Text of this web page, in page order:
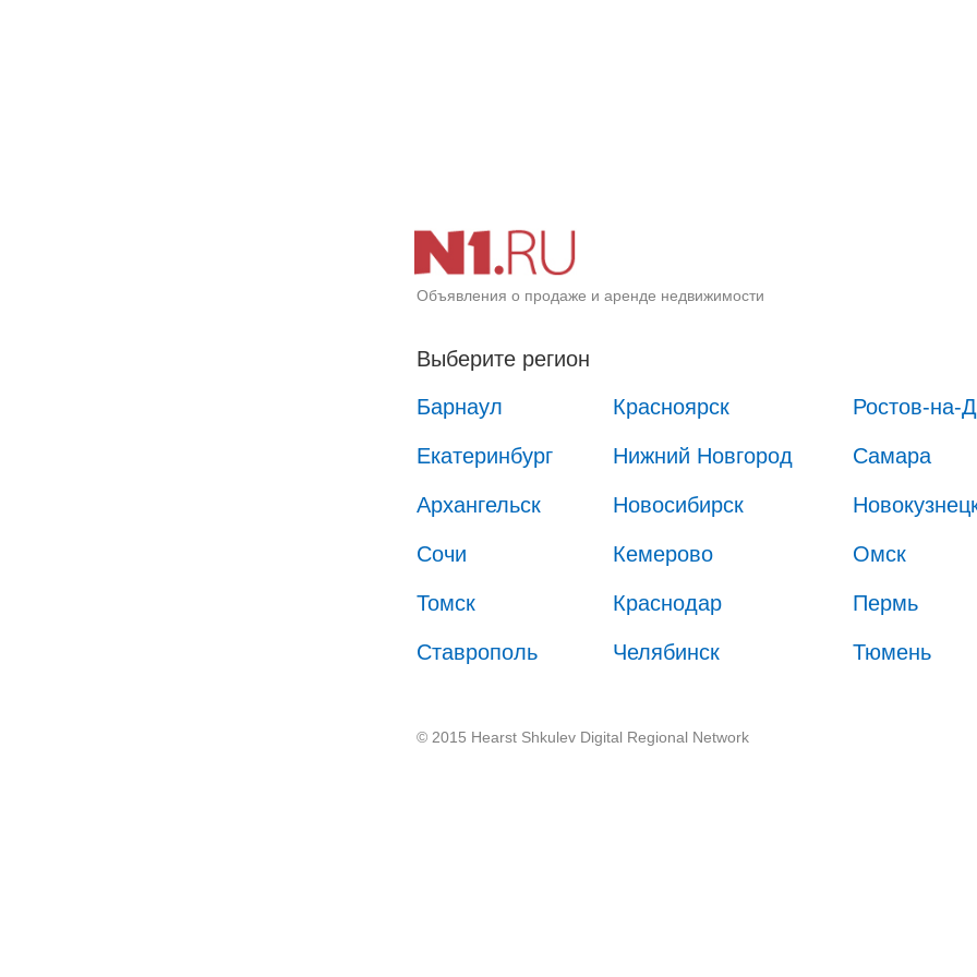
Объявления о продаже и аренде недвижимости
Выберите регион
Барнаул
Красноярск Ростов-на-
Екатеринбург Нижний Новгород Самара
Архангельск Новосибирск
Сочи Кемерово Омск
Томск Краснодар Пермь
Ставрополь Челябинск Тюмень
© 2015 Hearst Shkulev Digital Regional Network